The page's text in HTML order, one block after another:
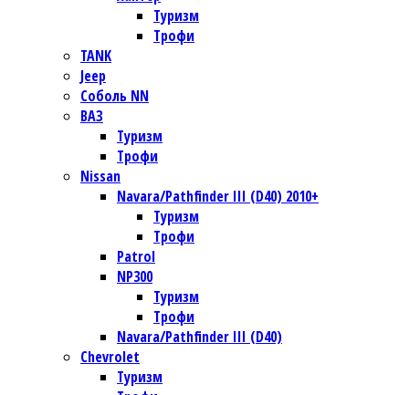
Туризм
Трофи
TANK
Jeep
Соболь NN
ВАЗ
Туризм
Трофи
Nissan
Navara/Pathfinder III (D40) 2010+
Туризм
Трофи
Patrol
NP300
Туризм
Трофи
Navara/Pathfinder III (D40)
Chevrolet
Туризм